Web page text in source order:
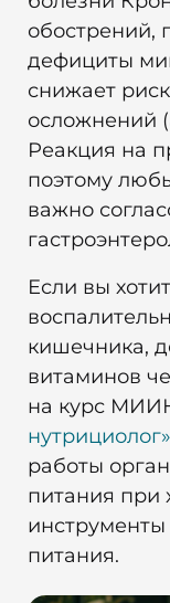
обострений,
дефициты
снижает
осложнений
Реакция на
поэтому
важно
Если вы
кишечника,
витаминов
на курс
нутрициолог»
работы
питания при
инструменты
питания.